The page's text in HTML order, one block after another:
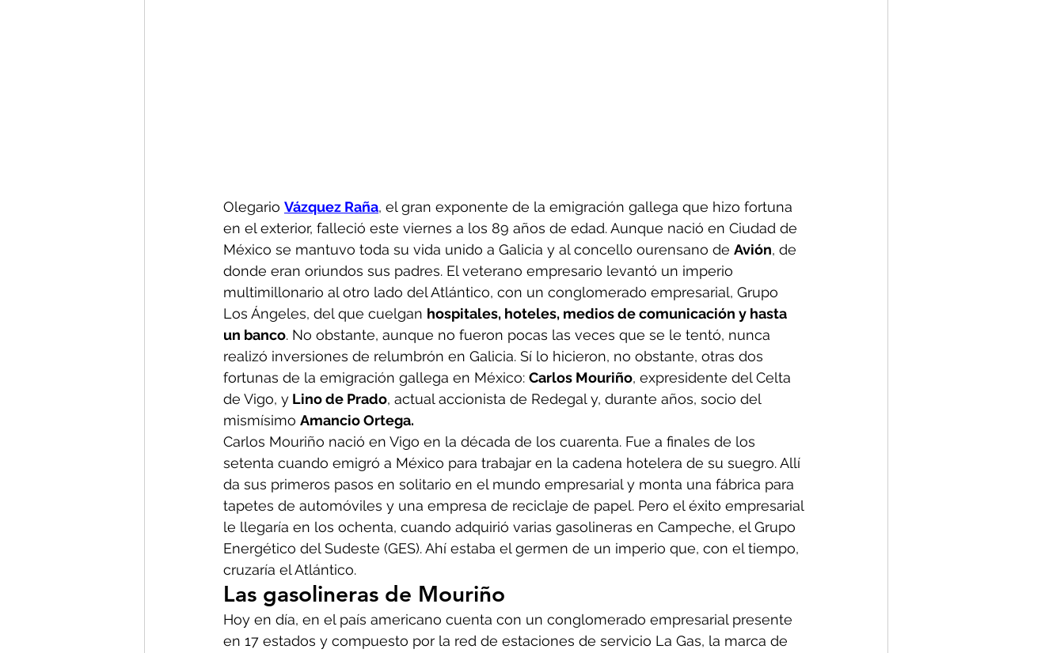
Olegario Vázquez Raña, el gran exponente de la emigración gallega que hizo fortuna
en el exterior, falleció este viernes a los 89 años de edad. Aunque nació en Ciudad de
México se mantuvo toda su vida unido a Galicia y al concello ourensano de Avión, de
donde eran oriundos sus padres. El veterano empresario levantó un imperio
multimillonario al otro lado del Atlántico, con un conglomerado empresarial, Grupo
Los Ángeles, del que cuelgan hospitales, hoteles, medios de comunicación y hasta
un banco. No obstante, aunque no fueron pocas las veces que se le tentó, nunca
realizó inversiones de relumbrón en Galicia. Sí lo hicieron, no obstante, otras dos
fortunas de la emigración gallega en México: Carlos Mouriño, expresidente del Celta
de Vigo, y Lino de Prado, actual accionista de Redegal y, durante años, socio del
mismísimo Amancio Ortega.
Carlos Mouriño nació en Vigo en la década de los cuarenta. Fue a finales de los
setenta cuando emigró a México para trabajar en la cadena hotelera de su suegro. Allí
da sus primeros pasos en solitario en el mundo empresarial y monta una fábrica para
tapetes de automóviles y una empresa de reciclaje de papel. Pero el éxito empresarial
le llegaría en los ochenta, cuando adquirió varias gasolineras en Campeche, el Grupo
Energético del Sudeste (GES). Ahí estaba el germen de un imperio que, con el tiempo,
cruzaría el Atlántico.
Las gasolineras de Mouriño
Hoy en día, en el país americano cuenta con un conglomerado empresarial presente
en 17 estados y compuesto por la red de estaciones de servicio La Gas, la marca de